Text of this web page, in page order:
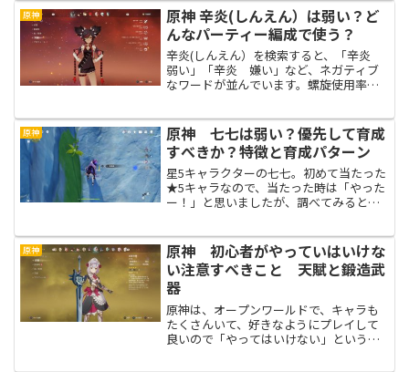
金、微課金で遊んでる方におすすめの、
弱点無しの万能パーティーを...
原神
原神 辛炎(しんえん）は弱い？ど
んなパーティー編成で使う？
辛炎(しんえん）を検索すると、「辛炎
弱い」「辛炎 嫌い」など、ネガティブ
なワードが並んでいます。螺旋使用率も
する機会が多く、なぜか運営が推してく
るキャラ。微妙な性...
原神
原神 七七は弱い？優先して育成
すべきか？特徴と育成パターン
星5キャラクターの七七。初めて当たった
★5キャラなので、当たった時は「やった
ー！」と思いましたが、調べてみると七
どうやって使う？を紹介します。
原神
原神 初心者がやっていはいけな
い注意すべきこと 天賦と鍛造武
器
原神は、オープンワールドで、キャラも
たくさんいて、好きなようにプレイして
良いので「やってはいけない」というこ